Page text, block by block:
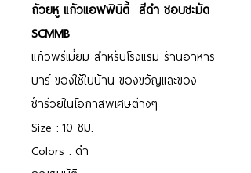
ถ้วยหู แก้วแอฟฟินิตี้ สีดำ ชอบชะมัด
SCMMB
แก้วพรีเมี่ยม สำหรับโรงแรม ร้านอาหาร
บาร์ ของใช้ในบ้าน ของขวัญและของ
ชำร่วยในโอกาสพิเศษต่างๆ
Size : 10 ซม.
Colors : ดำ